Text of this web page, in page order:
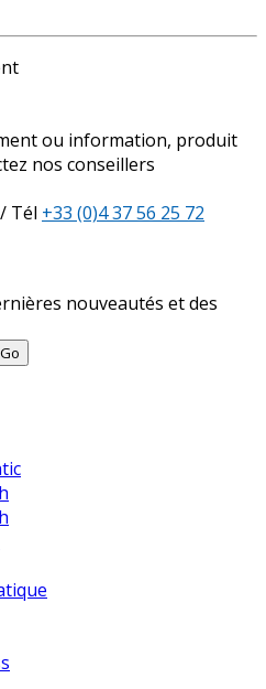
ou information, produit
nos conseillers
/ Tél +33 (0)4 37 56 25 72
nouveautés et des
Go